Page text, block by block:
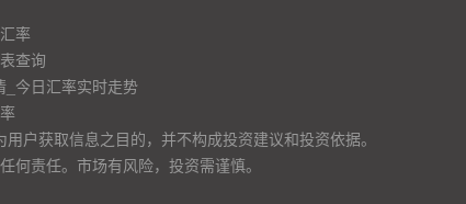
率
查询
_今日汇率实时走势
户获取信息之目的，并不构成投资建议和投资依据。
何责任。市场有风险，投资需谨慎。